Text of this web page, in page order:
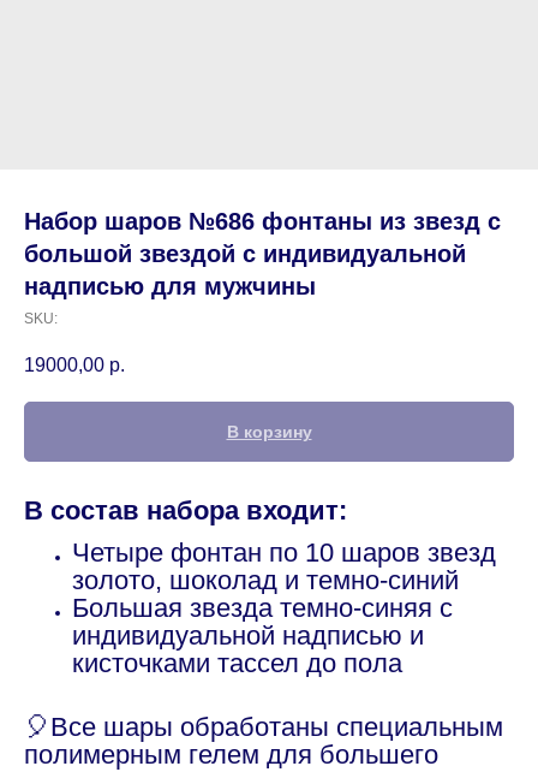
Набор шаров №686 фонтаны из звезд с
большой звездой с индивидуальной
надписью для мужчины
SKU:
19000,00 р.
В корзину
В состав набора входит:
Четыре фонтан по 10 шаров звезд
золото, шоколад и темно-синий
Большая звезда темно-синяя с
индивидуальной надписью и
кисточками тассел до пола
🎈Все шары обработаны специальным
полимерным гелем для большего